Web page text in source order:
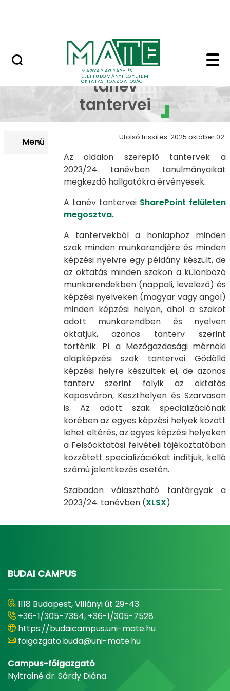
MAGYAR AGRÁR- ÉS
ÉLETTUDOMÁNYI EGYETEM
OKTATÁSI IGAZGATÓSÁG
2023/24. tanév -
2023/24.
tanév
tantervei
Menü Utolsó frissítés: 2025 október 02.
Az oldalon szereplő tantervek a
2023/24. tanévben tanulmányaikat
megkezdő hallgatókra érvényesek.
A tanév tantervei SharePoint felületen
megosztva.
A tantervekből a honlaphoz minden
szak minden munkarendjére és minden
képzési nyelvre egy példány készült, de
az oktatás minden szakon a különböző
munkarendekben (nappali, levelező) és
képzési nyelveken (magyar vagy angol)
minden képzési helyen, ahol a szakot
adott munkarendben és nyelven
oktatjuk, azonos tanterv szerint
történik. Pl. a Mezőgazdasági mérnöki
alapképzési szak tantervei Gödöllő
képzési helyre készültek el, de azonos
tanterv szerint folyik az oktatás
Kaposváron, Keszthelyen és Szarvason
is. Az adott szak specializációnak
körében az egyes képzési helyek között
lehet eltérés, az egyes képzési helyeken
a Felsőoktatási felvételi tájékoztatóban
közzétett specializációkat indítjuk, kellő
számú jelentkezés esetén.
Szabadon választható tantárgyak a
2023/24. tanévben (XLSX)
BUDAI CAMPUS
1118 Budapest, Villányi út 29-43.
+36-1/305-7354, +36-1/305-7528
https://budaicampus.uni-mate.hu
foigazgato.buda@uni-mate.hu
Campus-főigazgató
Nyitrainé dr. Sárdy Diána